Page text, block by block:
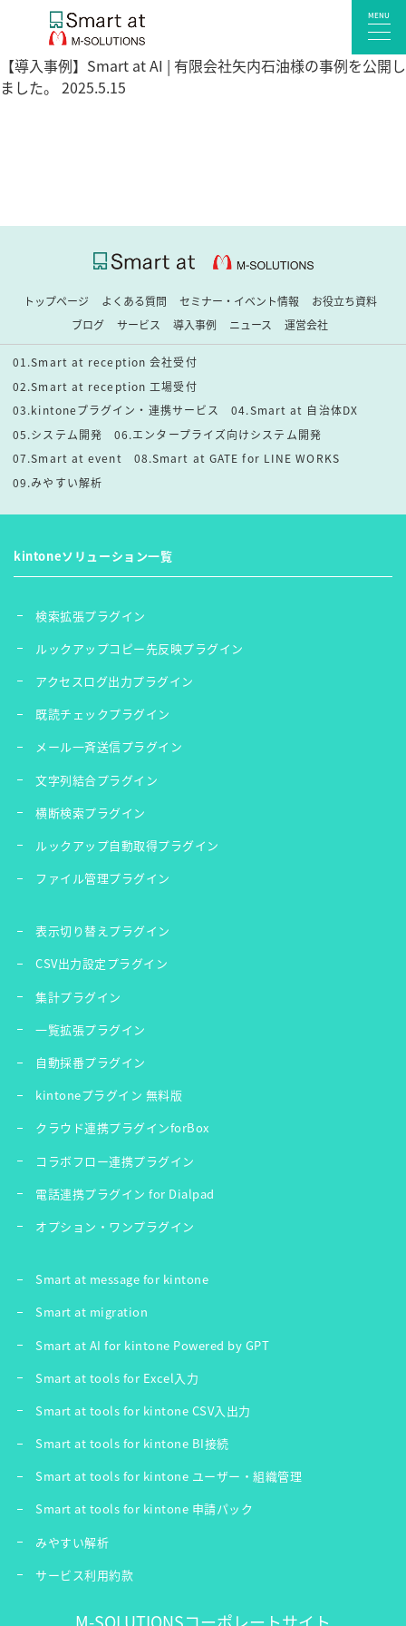
kintoneプラグイン・連携サービス
Smart at 自治体DX
エンタープライズ向けkintone開発
Smart at event
Smart at GATE for LINE WORKS
MENU
【導入事例】Smart at AI | 有限会社矢内石油様の事例を公開し
ました。 2025.5.15
トップページ よくある質問 セミナー・イベント情報
お役立ち資料
ブログ
サービス 導入事例 ニュース 運営会社
01.Smart at reception 会社受付
02.Smart at reception 工場受付
03.kintoneプラグイン・連携サービス
04.Smart at 自治体DX
05.システム開発
06.エンタープライズ向けシステム開発
07.Smart at event
08.Smart at GATE for LINE WORKS
09.みやすい解析
kintoneソリューション一覧
検索拡張プラグイン
ルックアップコピー先反映プラグイン
アクセスログ出力プラグイン
既読チェックプラグイン
メール一斉送信プラグイン
文字列結合プラグイン
横断検索プラグイン
ルックアップ自動取得プラグイン
ファイル管理プラグイン
表示切り替えプラグイン
CSV出力設定プラグイン
集計プラグイン
一覧拡張プラグイン
自動採番プラグイン
kintoneプラグイン 無料版
クラウド連携プラグインforBox
コラボフロー連携プラグイン
電話連携プラグイン for Dialpad
オプション・ワンプラグイン
Smart at message for kintone
Smart at migration
Smart at AI for kintone Powered by GPT
Smart at tools for Excel入力
Smart at tools for kintone CSV入出力
Smart at tools for kintone BI接続
Smart at tools for kintone ユーザー・組織管理
Smart at tools for kintone 申請パック
みやすい解析
サービス利用約款